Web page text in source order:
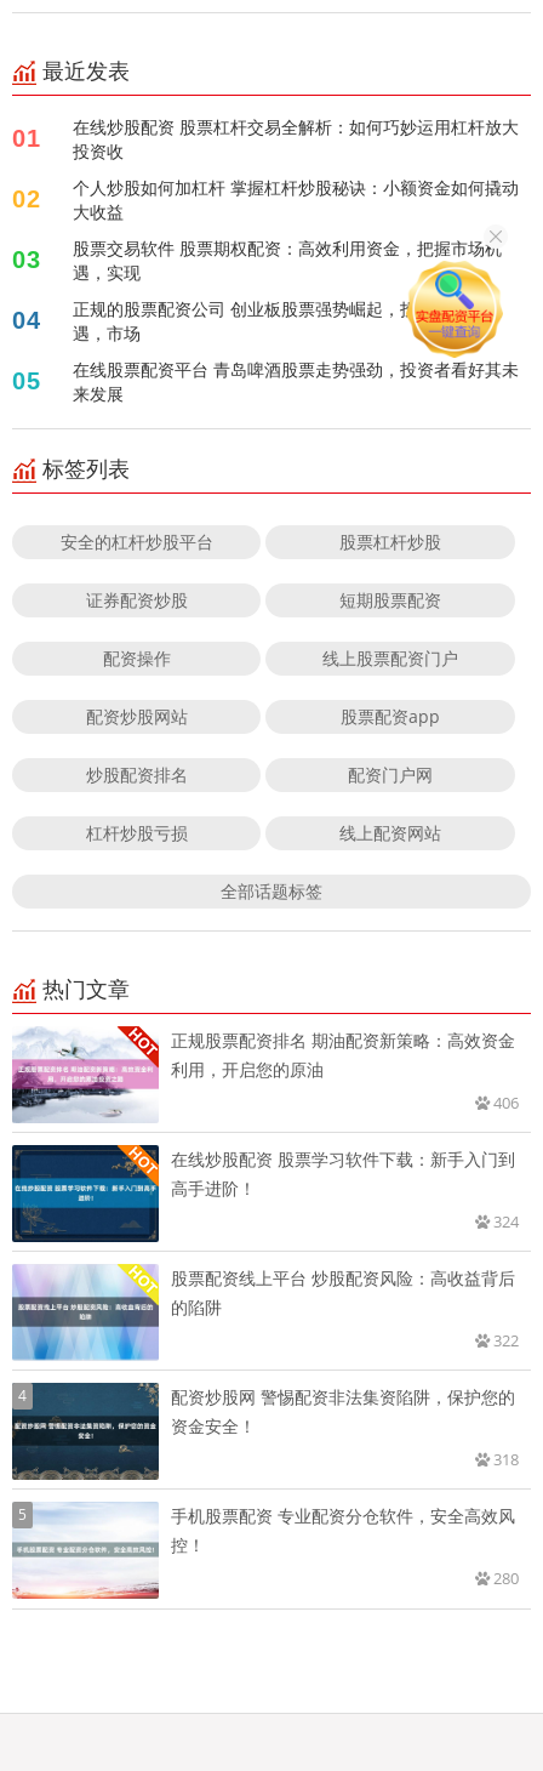
最近发表
01
在线炒股配资 股票杠杆交易全解析：如何巧妙运用杠杆放大
投资收
02
个人炒股如何加杠杆 掌握杠杆炒股秘诀：小额资金如何撬动
大收益
03
股票交易软件 股票期权配资：高效利用资金，把握市场机
遇，实现
04
正规的股票配资公司 创业板股票强势崛起，投资者抢抓机
遇，市场
05
在线股票配资平台 青岛啤酒股票走势强劲，投资者看好其未
来发展
标签列表
安全的杠杆炒股平台 股票杠杆炒股
证券配资炒股 短期股票配资
配资操作 线上股票配资门户
配资炒股网站 股票配资app
炒股配资排名 配资门户网
杠杆炒股亏损 线上配资网站
全部话题标签
热门文章
正规股票配资排名 期油配资新策略：高效资金
利用，开启您的原油
406
在线炒股配资 股票学习软件下载：新手入门到
高手进阶！
324
股票配资线上平台 炒股配资风险：高收益背后
的陷阱
322
4
配资炒股网 警惕配资非法集资陷阱，保护您的
资金安全！
318
5
手机股票配资 专业配资分仓软件，安全高效风
控！
280